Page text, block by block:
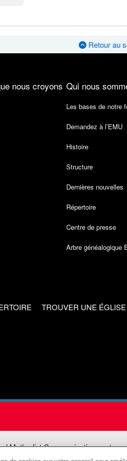
Retour au
nous croyons Qui nous
Les bases de notre
Demandez à l’EMU
Histoire
Structure
Dernières nouvelles
Répertoire
Centre de presse
Arbre généalogique
TROUVER UNE ÉGLISE
Methodist Communications est